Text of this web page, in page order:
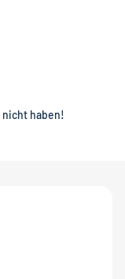
nicht haben!